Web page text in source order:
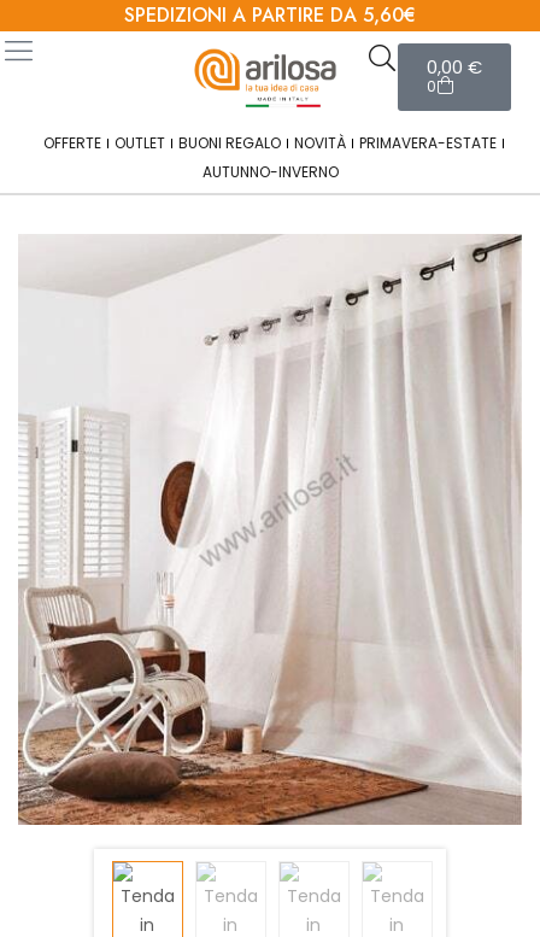
SPEDIZIONI A PARTIRE DA 5,60€
0,00 €
0
OFFERTE OUTLET BUONI REGALO NOVITÀ
PRIMAVERA-ESTATE
AUTUNNO-INVERNO